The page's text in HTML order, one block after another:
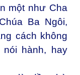
một như Cha
Ba Ngôi,
cách không
hành, hay